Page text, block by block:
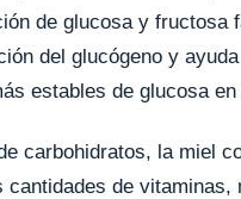
de glucosa y fructosa
del glucógeno y
estables de glucosa en
carbohidratos, la miel
cantidades de vitaminas,